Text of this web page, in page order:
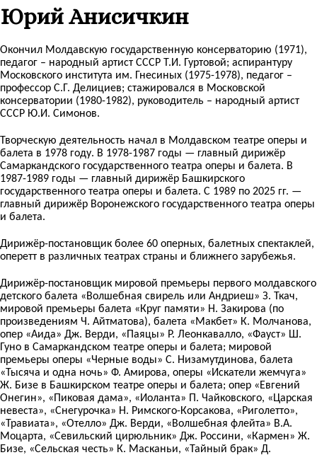
Юрий Анисичкин
Окончил Молдавскую государственную консерваторию (1971),
педагог – народный артист СССР Т.И. Гуртовой; аспирантуру
Московского института им. Гнесиных (1975-1978), педагог –
профессор С.Г. Делициев; стажировался в Московской
консерватории (1980-1982), руководитель – народный артист
СССР Ю.И. Симонов.
Творческую деятельность начал в Молдавском театре оперы и
балета в 1978 году. В 1978-1987 годы — главный дирижёр
Самаркандского государственного театра оперы и балета. В
1987-1989 годы — главный дирижёр Башкирского
государственного театра оперы и балета. С 1989 по 2025 гг. —
главный дирижёр Воронежского государственного театра оперы
и балета.
Дирижёр-постановщик более 60 оперных, балетных спектаклей,
оперетт в различных театрах страны и ближнего зарубежья.
Дирижёр-постановщик мировой премьеры первого молдавского
детского балета «Волшебная свирель или Андриеш» З. Ткач,
мировой премьеры балета «Круг памяти» Н. Закирова (по
произведениям Ч. Айтматова), балета «Макбет» К. Молчанова,
опер «Аида» Дж. Верди, «Паяцы» Р. Леонкавалло, «Фауст» Ш.
Гуно в Самаркандском театре оперы и балета; мировой
премьеры оперы «Черные воды» С. Низамутдинова, балета
«Тысяча и одна ночь» Ф. Амирова, оперы «Искатели жемчуга»
Ж. Бизе в Башкирском театре оперы и балета; опер «Евгений
Онегин», «Пиковая дама», «Иоланта» П. Чайковского, «Царская
невеста», «Снегурочка» Н. Римского-Корсакова, «Риголетто»,
«Травиата», «Отелло» Дж. Верди, «Волшебная флейта» В.А.
Моцарта, «Севильский цирюльник» Дж. Россини, «Кармен» Ж.
Бизе, «Сельская честь» К. Масканьи, «Тайный брак» Д.